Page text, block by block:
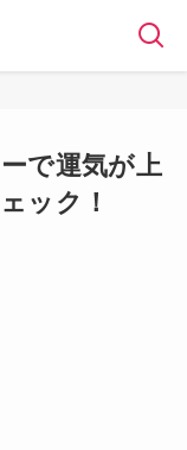
で運気が上
ック！